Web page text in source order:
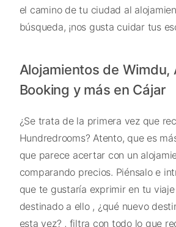
el camino de tu ciudad al
búsqueda, ¡nos gusta cuidar tus
Alojamientos de Wimdu,
Booking y más en Cájar
¿Se trata de la primera vez que
Hundredrooms? Atento, que es
que parece acertar con un
comparando precios. Piénsalo e
que te gustaría exprimir en tu
destinado a ello , ¿qué nuevo
esta vez? , filtra con todo lo que